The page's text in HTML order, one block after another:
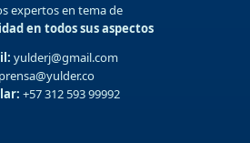
expertos en tema de
en todos sus aspectos
yulderj@gmail.com
prensa@yulder.co
+57 312 593 99992